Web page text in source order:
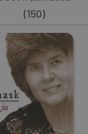
(150)